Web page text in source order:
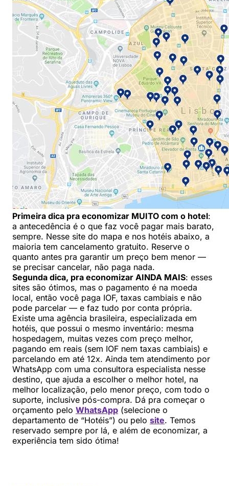
Primeira dica pra economizar MUITO com o hotel:
a antecedência é o que faz você pagar mais barato,
sempre. Nesse site do mapa e nos hotéis abaixo, a
maioria tem cancelamento gratuito. Reserve o
quanto antes pra garantir um preço bem menor —
se precisar cancelar, não paga nada.
Segunda dica, pra economizar AINDA MAIS: esses
sites são ótimos, mas o pagamento é na moeda
local, então você paga IOF, taxas cambiais e não
pode parcelar — e faz tudo por conta própria.
Existe uma agência brasileira, especializada em
hotéis, que possui o mesmo inventário: mesma
hospedagem, muitas vezes com preço melhor,
pagando em reais (sem IOF nem taxas cambiais) e
parcelando em até 12x. Ainda tem atendimento por
WhatsApp com uma consultora especialista nesse
destino, que ajuda a escolher o melhor hotel, na
melhor localização, pelo menor preço, com todo o
suporte, inclusive pós-compra. Dá pra começar o
orçamento pelo WhatsApp (selecione o
departamento de “Hotéis”) ou pelo site. Temos
reservado sempre por lá, e além de economizar, a
experiência tem sido ótima!